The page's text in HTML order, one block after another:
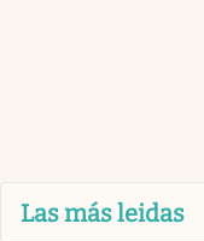
Las más leidas